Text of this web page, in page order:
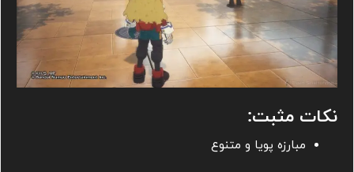
نکات مثبت:
مبارزه پویا و متنوع